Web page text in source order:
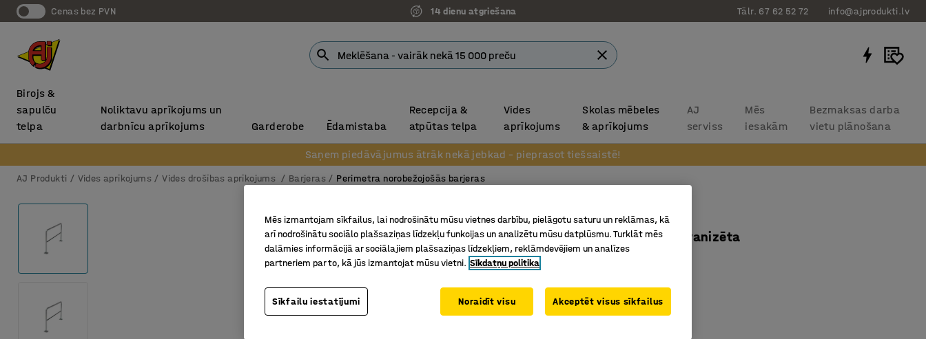
Cenas bez PVN 14 dienu atgriešana Tālr. 67 62 52 72 info@ajprodukti.lv
Birojs &
sapulču
telpa
Noliktavu aprīkojums un
darbnīcu aprīkojums
Garderobe Ēdamistaba
Recepcija &
atpūtas telpa
Vides
aprīkojums
Skolas mēbeles
& aprīkojums
AJ
serviss
Mēs
iesakām
Bezmaksas darba
vietu plānošana
Saņem piedāvājumus ātrāk nekā jebkad – pieprasot tiešsaistē!
AJ Produkti Vides aprīkojums Vides drošības aprīkojums Barjeras Perimetra norobežojošās barjeras
Barjera
2000x1000 mm, galvanizēta
Galvanizēta
Norobežošanai
Kombinējama
Mēs izmantojam sīkfailus, lai nodrošinātu mūsu vietnes darbību, pielāgotu saturu un reklāmas, kā
arī nodrošinātu sociālo plašsaziņas līdzekļu funkcijas un analizētu mūsu datplūsmu. Turklāt mēs
dalāmies informācijā ar sociālajiem plašsaziņas līdzekļiem, reklāmdevējiem un analīzes
partneriem par to, kā jūs izmantojat mūsu vietni. Sīkdatņu politika
Sīkfailu iestatījumi Noraidīt visu Akceptēt visus sīkfailus